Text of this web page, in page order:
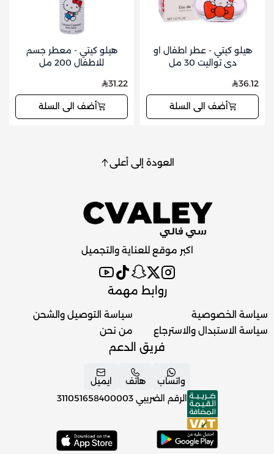
هيلو كيتي - عطر اطفال او
دي تواليت 30 مل
36.12
أضف الى السلة
هيلو كيتي - معطر جسم
للاطفال 200 مل
31.22
أضف الى السلة
العودة إلى أعلى
اكبر موقع للعناية والتجميل
روابط مهمة
سياسة الخصوصية
سياسة الاستبدال والاسترجاع
سياسة التوصيل والشحن
من نحن
فريق الدعم
واتساب هاتف
ايميل
الرقم الضريبي 311051658400003